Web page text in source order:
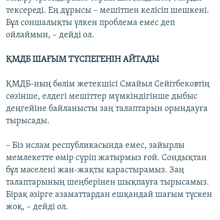
тексереді. Ең дұрысы – мешітпен келісіп шешкені.
Бұл соншалықты үлкен проблема емес деп
ойлаймын, – дейді ол.
ҚМДБ ШАҒЫМ ТҮСПЕГЕНІН АЙТАДЫ
ҚМДБ-ның бөлім жетекшісі Смайыл Сейітбековтің
сөзінше, елдегі мешіттер мүмкіндігінше дыбыс
деңгейіне байланысты заң талаптарын орындауға
тырысады.
– Біз ислам республикасында емес, зайырлы
мемлекетте өмір сүріп жатырмыз ғой. Сондықтан
бұл мәселені жан-жақты қарастырамыз. Заң
талаптарының шеңберінен шықпауға тырысамыз.
Бірақ әзірге азаматтардан ешқандай шағым түскен
жоқ, – дейді ол.